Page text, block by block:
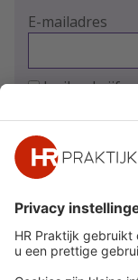
E-mailadres
Ja, ik schrijf
Snel naar